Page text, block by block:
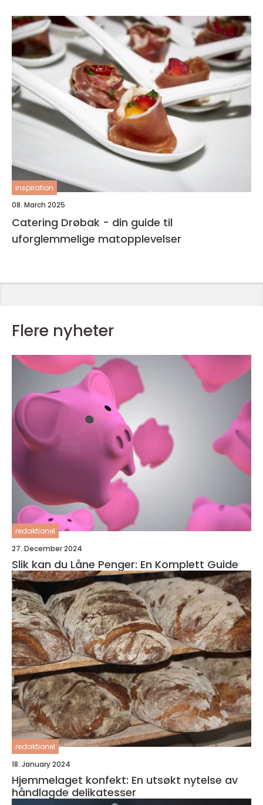
inspiration
08. March 2025
Catering Drøbak - din guide til
uforglemmelige matopplevelser
Flere nyheter
redaktionel
27. December 2024
Slik kan du Låne Penger: En Komplett Guide
redaktionel
18. January 2024
Hjemmelaget konfekt: En utsøkt nytelse av
håndlagde delikatesser